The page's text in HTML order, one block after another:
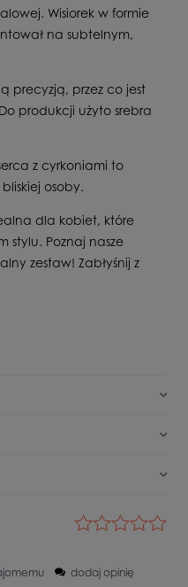
Wisiorek w formie
na subtelnym,
precyzją, przez co jest
produkcji użyto srebra
z cyrkoniami to
osoby.
dla kobiet, które
stylu. Poznaj nasze
zestaw! Zabłyśnij z
21,00 zł
klientów, którzy kupili dany
dodaj opinię